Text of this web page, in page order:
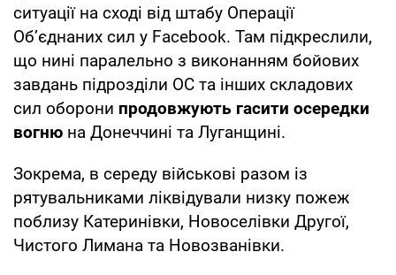
ситуації на сході від штабу Операції
Об’єднаних сил у Facebook. Там підкреслили,
що нині паралельно з виконанням бойових
завдань підрозділи ОС та інших складових
сил оборони продовжують гасити осередки
вогню на Донеччині та Луганщині.
Зокрема, в середу військові разом із
рятувальниками ліквідували низку пожеж
поблизу Катеринівки, Новоселівки Другої,
Чистого Лимана та Новозванівки.